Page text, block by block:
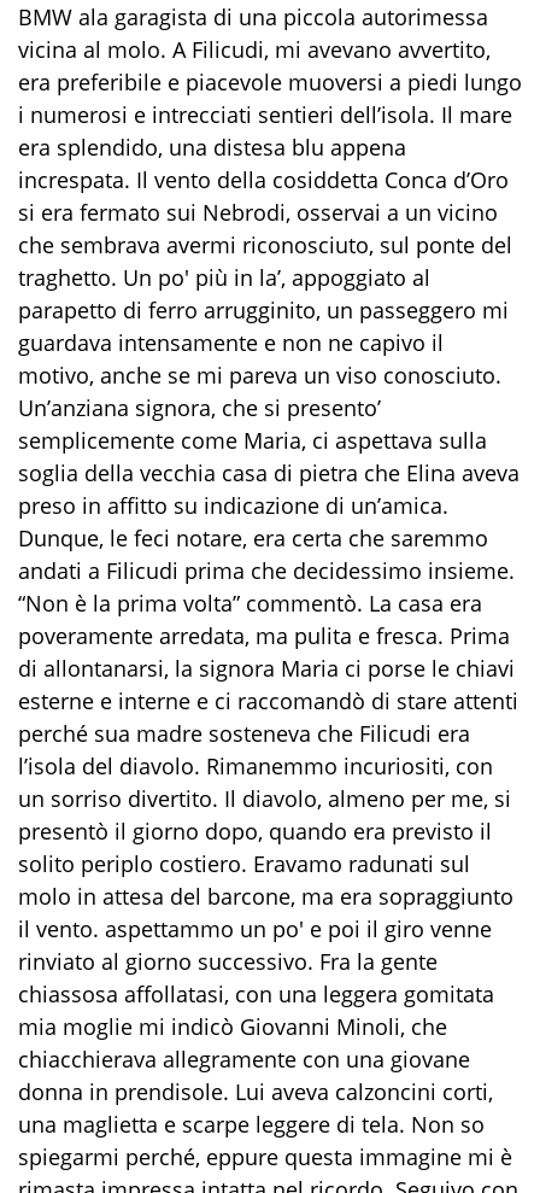
BMW ala garagista di una piccola autorimessa
vicina al molo. A Filicudi, mi avevano avvertito,
era preferibile e piacevole muoversi a piedi lungo
i numerosi e intrecciati sentieri dell’isola. Il mare
era splendido, una distesa blu appena
increspata. Il vento della cosiddetta Conca d’Oro
si era fermato sui Nebrodi, osservai a un vicino
che sembrava avermi riconosciuto, sul ponte del
traghetto. Un po' più in la’, appoggiato al
parapetto di ferro arrugginito, un passeggero mi
guardava intensamente e non ne capivo il
motivo, anche se mi pareva un viso conosciuto.
Un’anziana signora, che si presento’
semplicemente come Maria, ci aspettava sulla
soglia della vecchia casa di pietra che Elina aveva
preso in affitto su indicazione di un’amica.
Dunque, le feci notare, era certa che saremmo
andati a Filicudi prima che decidessimo insieme.
“Non è la prima volta” commentò. La casa era
poveramente arredata, ma pulita e fresca. Prima
di allontanarsi, la signora Maria ci porse le chiavi
esterne e interne e ci raccomandò di stare attenti
perché sua madre sosteneva che Filicudi era
l’isola del diavolo. Rimanemmo incuriositi, con
un sorriso divertito. Il diavolo, almeno per me, si
presentò il giorno dopo, quando era previsto il
solito periplo costiero. Eravamo radunati sul
molo in attesa del barcone, ma era sopraggiunto
il vento. aspettammo un po' e poi il giro venne
rinviato al giorno successivo. Fra la gente
chiassosa affollatasi, con una leggera gomitata
mia moglie mi indicò Giovanni Minoli, che
chiacchierava allegramente con una giovane
donna in prendisole. Lui aveva calzoncini corti,
una maglietta e scarpe leggere di tela. Non so
spiegarmi perché, eppure questa immagine mi è